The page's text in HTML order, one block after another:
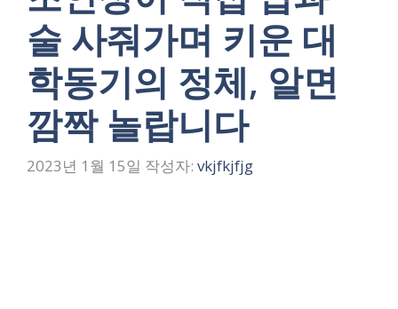
술 사줘가며 키운 대
학동기의 정체, 알면
깜짝 놀랍니다
2023년 1월 15일 작성자: vkjfkjfjg